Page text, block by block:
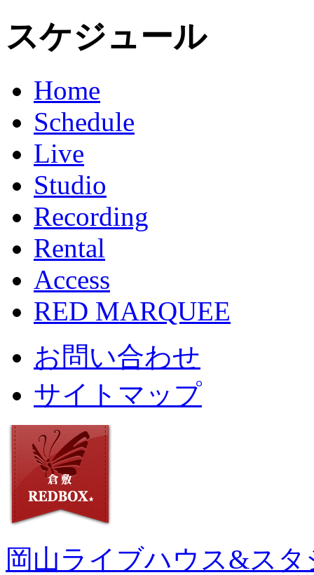
スケジュール
Home
Schedule
Live
Studio
Recording
Rental
Access
RED MARQUEE
お問い合わせ
サイトマップ
岡山ライブハウス&ス